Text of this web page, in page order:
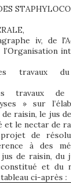
iv, de
les travaux
travaux de
» sur
de raisin, le jus
le nectar de
de
à des
de raisin, du
et du
tableau ci-après :